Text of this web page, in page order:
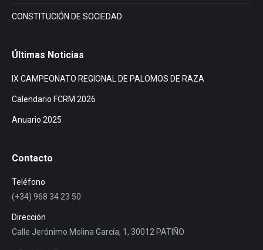
CONSTITUCIÓN DE SOCIEDAD
Últimas Noticias
IX CAMPEONATO REGIONAL DE PALOMOS DE RAZA
Calendario FCRM 2026
Anuario 2025
Contacto
Teléfono
(+34) 968 34 23 50
Dirección
Calle Jerónimo Molina García, 1, 30012 PATIÑO